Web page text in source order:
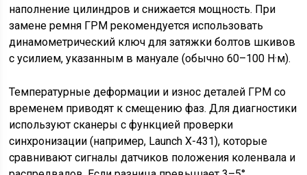
наполнение цилиндров и снижается мощность. При
замене ремня ГРМ рекомендуется использовать
динамометрический ключ для затяжки болтов шкивов
с усилием, указанным в мануале (обычно 60–100 Н·м).
Температурные деформации и износ деталей ГРМ со
временем приводят к смещению фаз. Для диагностики
используют сканеры с функцией проверки
синхронизации (например, Launch X-431), которые
сравнивают сигналы датчиков положения коленвала и